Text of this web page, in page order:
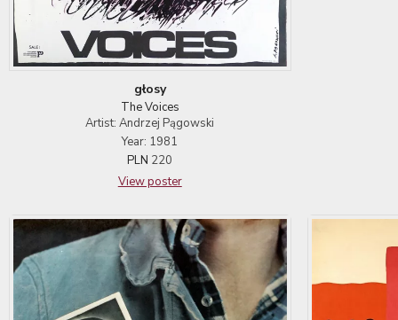
głosy
The Voices
Artist: Andrzej Pągowski
Year: 1981
PLN 220
View poster